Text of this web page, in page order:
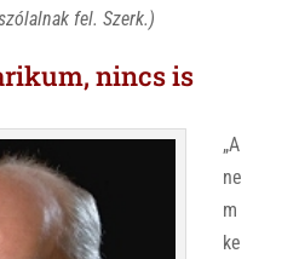
fel. Szerk.)
nincs is
„A
ne
m
ke